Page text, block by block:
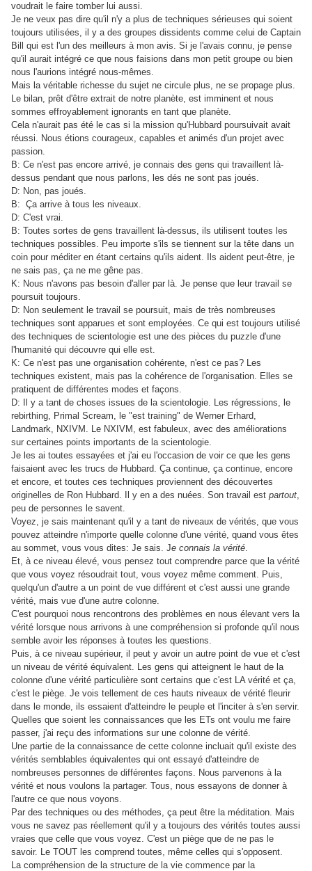
voudrait le faire tomber lui aussi.
Je ne veux pas dire qu'il n'y a plus de techniques sérieuses qui soient
toujours utilisées, il y a des groupes dissidents comme celui de Captain
Bill qui est l'un des meilleurs à mon avis. Si je l'avais connu, je pense
qu'il aurait intégré ce que nous faisions dans mon petit groupe ou bien
nous l'aurions intégré nous-mêmes.
Mais la véritable richesse du sujet ne circule plus, ne se propage plus.
Le bilan, prêt d'être extrait de notre planète, est imminent et nous
sommes effroyablement ignorants en tant que planète.
Cela n'aurait pas été le cas si la mission qu'Hubbard poursuivait avait
réussi. Nous étions courageux, capables et animés d'un projet avec
passion.
B: Ce n'est pas encore arrivé, je connais des gens qui travaillent là-
dessus pendant que nous parlons, les dés ne sont pas joués.
D: Non, pas joués.
B: Ça arrive à tous les niveaux.
D: C'est vrai.
B: Toutes sortes de gens travaillent là-dessus, ils utilisent toutes les
techniques possibles. Peu importe s'ils se tiennent sur la tête dans un
coin pour méditer en étant certains qu'ils aident. Ils aident peut-être, je
ne sais pas, ça ne me gêne pas.
K: Nous n'avons pas besoin d'aller par là. Je pense que leur travail se
poursuit toujours.
D: Non seulement le travail se poursuit, mais de très nombreuses
techniques sont apparues et sont employées. Ce qui est toujours utilisé
des techniques de scientologie est une des pièces du puzzle d'une
l'humanité qui découvre qui elle est.
K: Ce n'est pas une organisation cohérente, n'est ce pas? Les
techniques existent, mais pas la cohérence de l'organisation. Elles se
pratiquent de différentes modes et façons.
D: Il y a tant de choses issues de la scientologie. Les régressions, le
rebirthing, Primal Scream, le "est training" de Werner Erhard,
Landmark, NXIVM. Le NXIVM, est fabuleux, avec des améliorations
sur certaines points importants de la scientologie.
Je les ai toutes essayées et j'ai eu l'occasion de voir ce que les gens
faisaient avec les trucs de Hubbard. Ça continue, ça continue, encore
et encore, et toutes ces techniques proviennent des découvertes
originelles de Ron Hubbard. Il y en a des nuées. Son travail est partout,
peu de personnes le savent.
Voyez, je sais maintenant qu'il y a tant de niveaux de vérités, que vous
pouvez atteindre n'importe quelle colonne d'une vérité, quand vous êtes
au sommet, vous vous dites: Je sais. Je connais la vérité.
Et, à ce niveau élevé, vous pensez tout comprendre parce que la vérité
que vous voyez résoudrait tout, vous voyez même comment. Puis,
quelqu'un d'autre a un point de vue différent et c'est aussi une grande
vérité, mais vue d'une autre colonne.
C'est pourquoi nous rencontrons des problèmes en nous élevant vers la
vérité lorsque nous arrivons à une compréhension si profonde qu'il nous
semble avoir les réponses à toutes les questions.
Puis, à ce niveau supérieur, il peut y avoir un autre point de vue et c'est
un niveau de vérité équivalent. Les gens qui atteignent le haut de la
colonne d'une vérité particulière sont certains que c'est LA vérité et ça,
c'est le piège. Je vois tellement de ces hauts niveaux de vérité fleurir
dans le monde, ils essaient d'atteindre le peuple et l'inciter à s'en servir.
Quelles que soient les connaissances que les ETs ont voulu me faire
passer, j'ai reçu des informations sur une colonne de vérité.
Une partie de la connaissance de cette colonne incluait qu'il existe des
vérités semblables équivalentes qui ont essayé d'atteindre de
nombreuses personnes de différentes façons. Nous parvenons à la
vérité et nous voulons la partager. Tous, nous essayons de donner à
l'autre ce que nous voyons.
Par des techniques ou des méthodes, ça peut être la méditation. Mais
vous ne savez pas réellement qu'il y a toujours des vérités toutes aussi
vraies que celle que vous voyez. C'est un piège que de ne pas le
savoir. Le TOUT les comprend toutes, même celles qui s'opposent.
La compréhension de la structure de la vie commence par la